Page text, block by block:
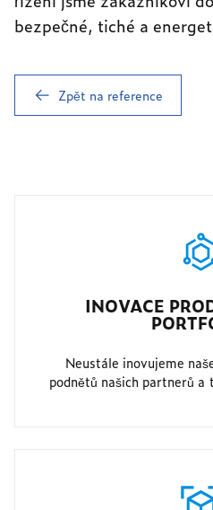
bezpečné, tiché a
Zpět na reference
INOVACE
Neustále inovujeme
podnětů našich partnerů